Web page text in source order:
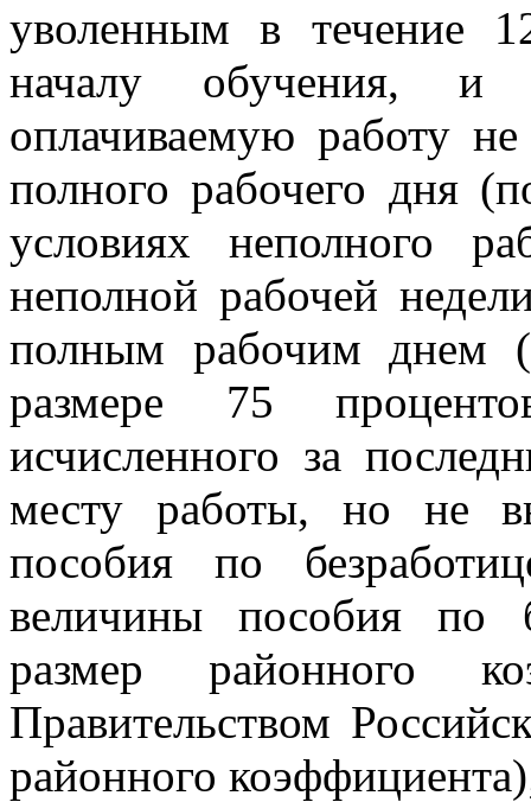
уволенным в течение
началу обучения,
оплачиваемую работу
полного рабочего дня
условиях неполного
неполной рабочей
полным рабочим днем
размере 75
исчисленного за
месту работы, но не
пособия по
величины пособия по
размер районного
Правительством
районного